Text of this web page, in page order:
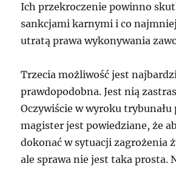
Ich przekroczenie powinno
sankcjami karnymi i co
utratą prawa wykonywania
Trzecia możliwość jest
prawdopodobna. Jest nią
Oczywiście w wyroku trybunału
magister jest powiedziane, że
dokonać w sytuacji zagrożenia
ale sprawa nie jest taka prosta.